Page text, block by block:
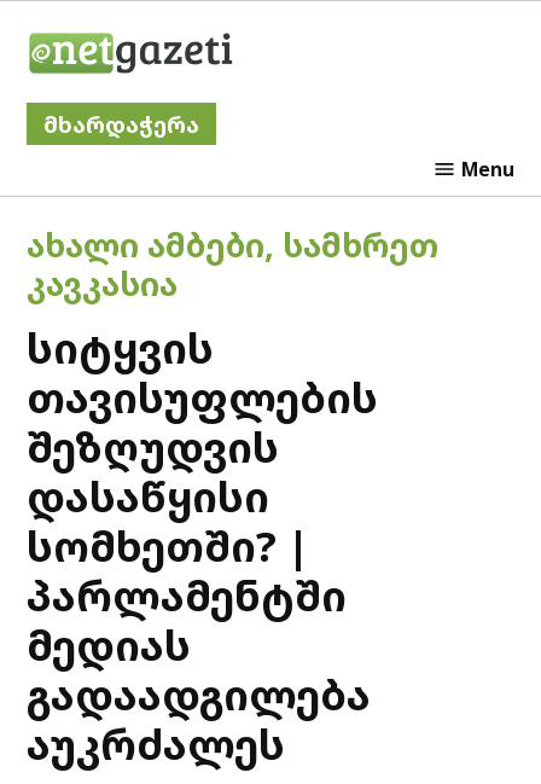
მხარდაჭერა
Menu
POSTED
IN
ᲐᲮᲐᲚᲘ ᲐᲛᲑᲔᲑᲘ, ᲡᲐᲛᲮᲠᲔᲗ
ᲙᲐᲕᲙᲐᲡᲘᲐ
სიტყვის
თავისუფლების
შეზღუდვის
დასაწყისი
სომხეთში? |
პარლამენტში
მედიას
გადაადგილება
აუკრძალეს